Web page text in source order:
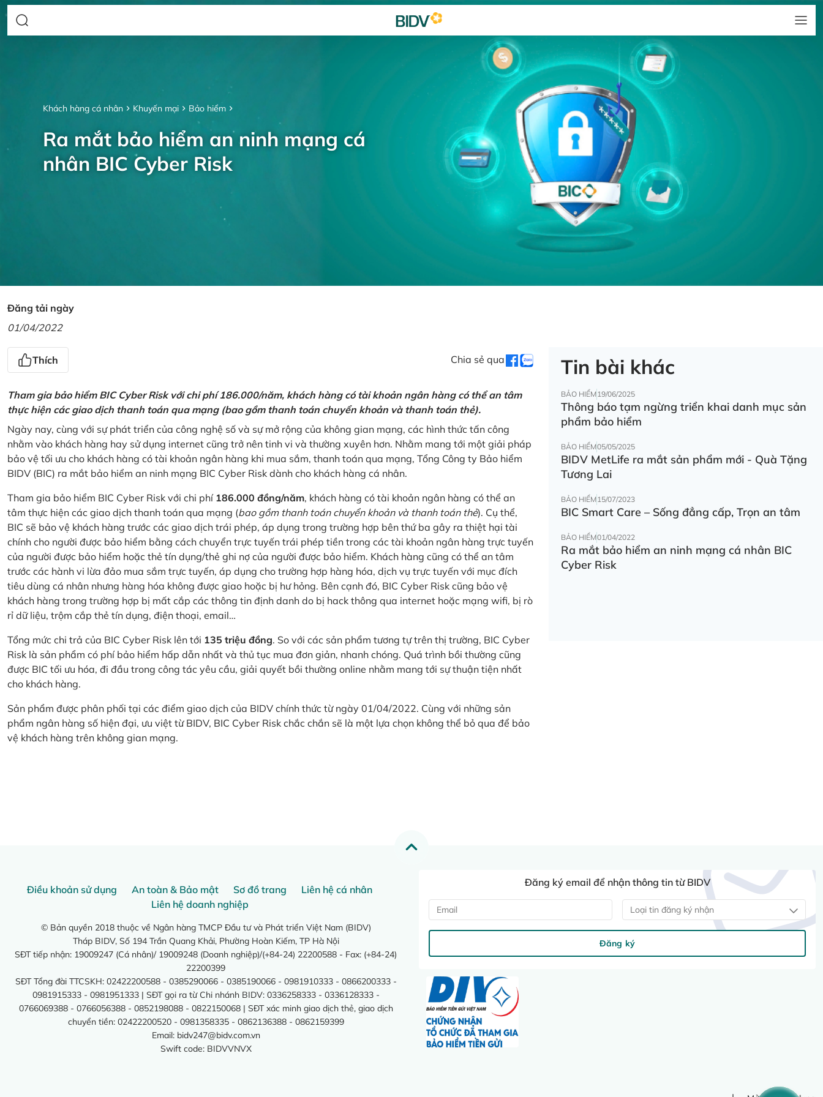
Khách hàng cá nhân Khuyến mại Bảo hiểm
Ra mắt bảo hiểm an ninh mạng cá
nhân BIC Cyber Risk
Đăng tải ngày
01/04/2022
Thích Chia sẻ qua
Tham gia bảo hiểm BIC Cyber Risk với chi phí 186.000/năm, khách hàng có tài khoản ngân hàng có thể an tâm
thực hiện các giao dịch thanh toán qua mạng (bao gồm thanh toán chuyển khoản và thanh toán thẻ).
Ngày nay, cùng với sự phát triển của công nghệ số và sự mở rộng của không gian mạng, các hình thức tấn công
nhằm vào khách hàng hay sử dụng internet cũng trở nên tinh vi và thường xuyên hơn. Nhằm mang tới một giải pháp
bảo vệ tối ưu cho khách hàng có tài khoản ngân hàng khi mua sắm, thanh toán qua mạng, Tổng Công ty Bảo hiểm
BIDV (BIC) ra mắt bảo hiểm an ninh mạng BIC Cyber Risk dành cho khách hàng cá nhân.
Tham gia bảo hiểm BIC Cyber Risk với chi phí 186.000 đồng/năm, khách hàng có tài khoản ngân hàng có thể an
tâm thực hiện các giao dịch thanh toán qua mạng (bao gồm thanh toán chuyển khoản và thanh toán thẻ). Cụ thể,
BIC sẽ bảo vệ khách hàng trước các giao dịch trái phép, áp dụng trong trường hợp bên thứ ba gây ra thiệt hại tài
chính cho người được bảo hiểm bằng cách chuyển trực tuyến trái phép tiền trong các tài khoản ngân hàng trực tuyến
của người được bảo hiểm hoặc thẻ tín dụng/thẻ ghi nợ của người được bảo hiểm. Khách hàng cũng có thể an tâm
trước các hành vi lừa đảo mua sắm trực tuyến, áp dụng cho trường hợp hàng hóa, dịch vụ trực tuyến với mục đích
tiêu dùng cá nhân nhưng hàng hóa không được giao hoặc bị hư hỏng. Bên cạnh đó, BIC Cyber Risk cũng bảo vệ
khách hàng trong trường hợp bị mất cắp các thông tin định danh do bị hack thông qua internet hoặc mạng wifi, bị rò
rỉ dữ liệu, trộm cắp thẻ tín dụng, điện thoại, email…
Tổng mức chi trả của BIC Cyber Risk lên tới 135 triệu đồng. So với các sản phẩm tương tự trên thị trường, BIC Cyber
Risk là sản phẩm có phí bảo hiểm hấp dẫn nhất và thủ tục mua đơn giản, nhanh chóng. Quá trình bồi thường cũng
được BIC tối ưu hóa, đi đầu trong công tác yêu cầu, giải quyết bồi thường online nhằm mang tới sự thuận tiện nhất
cho khách hàng.
Sản phẩm được phân phối tại các điểm giao dịch của BIDV chính thức từ ngày 01/04/2022. Cùng với những sản
phẩm ngân hàng số hiện đại, ưu việt từ BIDV, BIC Cyber Risk chắc chắn sẽ là một lựa chọn không thể bỏ qua để bảo
vệ khách hàng trên không gian mạng.
Tin bài khác
BẢO HIỂM19/06/2025
Thông báo tạm ngừng triển khai danh mục sản
phẩm bảo hiểm
BẢO HIỂM05/05/2025
BIDV MetLife ra mắt sản phẩm mới - Quà Tặng
Tương Lai
BẢO HIỂM15/07/2023
BIC Smart Care – Sống đẳng cấp, Trọn an tâm
BẢO HIỂM01/04/2022
Ra mắt bảo hiểm an ninh mạng cá nhân BIC
Cyber Risk
Điều khoản sử dụng An toàn & Bảo mật Sơ đồ trang
Liên hệ cá nhân
Liên hệ doanh nghiệp
© Bản quyền 2018 thuộc về Ngân hàng TMCP Đầu tư và Phát triển Việt Nam (BIDV)
Tháp BIDV, Số 194 Trần Quang Khải, Phường Hoàn Kiếm, TP Hà Nội
SĐT tiếp nhận: 19009247 (Cá nhân)/ 19009248 (Doanh nghiệp)/(+84-24) 22200588 - Fax: (+84-24)
22200399
SĐT Tổng đài TTCSKH: 02422200588 - 0385290066 - 0385190066 - 0981910333 - 0866200333 -
0981915333 - 0981951333 | SĐT gọi ra từ Chi nhánh BIDV: 0336258333 - 0336128333 -
0766069388 - 0766056388 - 0852198088 - 0822150068 | SĐT xác minh giao dịch thẻ, giao dịch
chuyển tiền: 02422200520 - 0981358335 - 0862136388 - 0862159399
Email: bidv247@bidv.com.vn
Swift code: BIDVVNVX
Đăng ký email để nhận thông tin từ BIDV
Loại tin đăng ký nhận
Đăng ký